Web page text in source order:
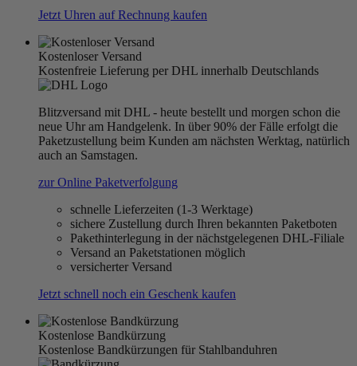
Jetzt Uhren auf Rechnung kaufen
Kostenloser Versand
Kostenfreie Lieferung per DHL innerhalb Deutschlands
Blitzversand mit DHL - heute bestellt und morgen schon die
neue Uhr am Handgelenk. In über 90% der Fälle erfolgt die
Paketzustellung beim Kunden am nächsten Werktag, natürlich
auch an Samstagen.
zur Online Paketverfolgung
schnelle Lieferzeiten (1-3 Werktage)
sichere Zustellung durch Ihren bekannten Paketboten
Pakethinterlegung in der nächstgelegenen DHL-Filiale
Versand an Paketstationen möglich
versicherter Versand
Jetzt schnell noch ein Geschenk kaufen
Kostenlose Bandkürzung
Kostenlose Bandkürzungen für Stahlbanduhren